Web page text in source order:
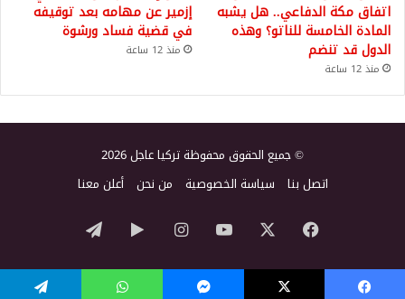
اتفاق مكة الدفاعي.. هل يشبه
المادة الخامسة للناتو؟ وهذه
الدول قد تنضم
منذ 12 ساعة
إزمير عن مهامه بعد توقيفه
في قضية فساد ورشوة
منذ 12 ساعة
© جميع الحقوق محفوظة تركيا عاجل 2026
اتصل بنا سياسة الخصوصية من نحن أعلن معنا
فيسبوك ‫YouTubeانستقرام‏Google
Play
تيلقرام